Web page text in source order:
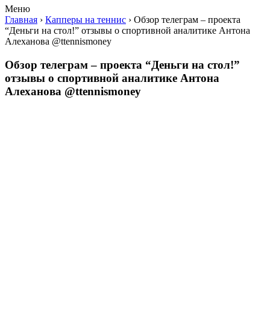
Меню
Главная › Капперы на теннис › Обзор телеграм – проекта
“Деньги на стол!” отзывы о спортивной аналитике Антона
Алеханова @ttennismoney
Обзор телеграм – проекта “Деньги на стол!”
отзывы о спортивной аналитике Антона
Алеханова @ttennismoney